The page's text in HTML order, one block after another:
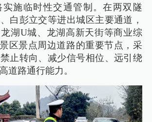
实施临时性交通管制。在两双隧
白彭立交等进出城区主要通道，
湖U城、龙湖高新天街等商业综
区景点周边道路的重要节点，采
止转向、减少信号相位、远引绕
道路通行能力。